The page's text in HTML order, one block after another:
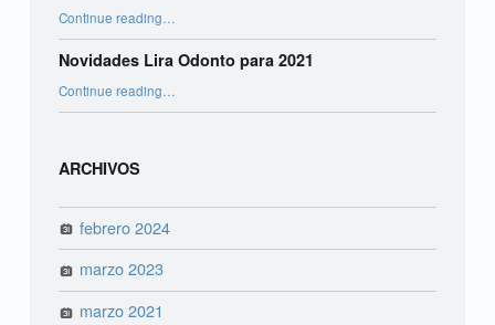
Continue reading“Odontologia Digital e seus benefícios”
…
Novidades Lira Odonto para 2021
Continue reading“Novidades Lira Odonto para 2021”
…
ARCHIVOS
febrero 2024
marzo 2023
marzo 2021